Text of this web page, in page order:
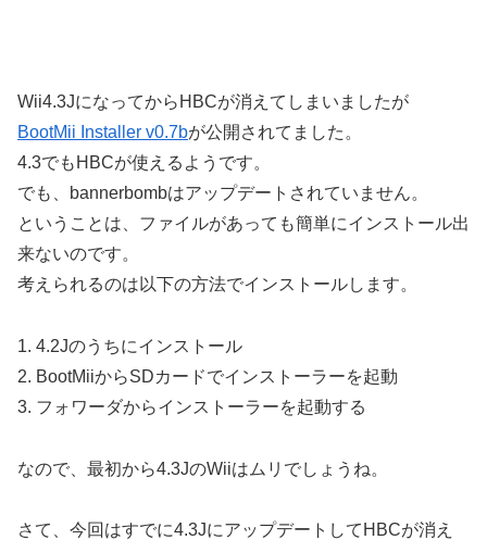
Wii4.3JになってからHBCが消えてしまいましたが
BootMii Installer v0.7bが公開されてました。
4.3でもHBCが使えるようです。
でも、bannerbombはアップデートされていません。
ということは、ファイルがあっても簡単にインストール出
来ないのです。
考えられるのは以下の方法でインストールします。
1. 4.2Jのうちにインストール
2. BootMiiからSDカードでインストーラーを起動
3. フォワーダからインストーラーを起動する
なので、最初から4.3JのWiiはムリでしょうね。
さて、今回はすでに4.3JにアップデートしてHBCが消え